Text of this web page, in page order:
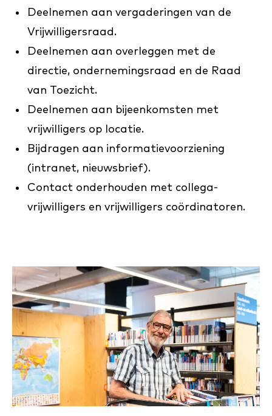
Deelnemen aan vergaderingen van de
Vrijwilligersraad.
Deelnemen aan overleggen met de
directie, ondernemingsraad en de Raad
van Toezicht.
Deelnemen aan bijeenkomsten met
vrijwilligers op locatie.
Bijdragen aan informatievoorziening
(intranet, nieuwsbrief).
Contact onderhouden met collega-
vrijwilligers en vrijwilligers coördinatoren.